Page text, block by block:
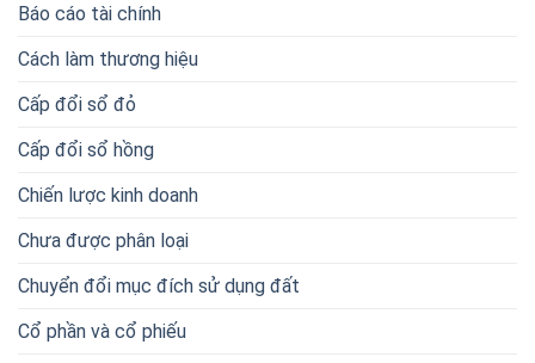
Báo cáo tài chính
Cách làm thương hiệu
Cấp đổi sổ đỏ
Cấp đổi sổ hồng
Chiến lược kinh doanh
Chưa được phân loại
Chuyển đổi mục đích sử dụng đất
Cổ phần và cổ phiếu